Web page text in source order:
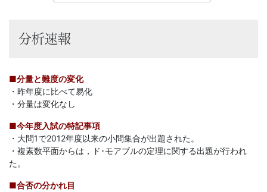
会
な
ら
で
分析速報
■分量と難度の変化
・昨年度に比べて易化
・分量は変化なし
■今年度入試の特記事項
・大問1で2012年度以来の小問集合が出題された。
・複素数平面からは，ド･モアブルの定理に関する出題が行われ
た。
■合否の分かれ目